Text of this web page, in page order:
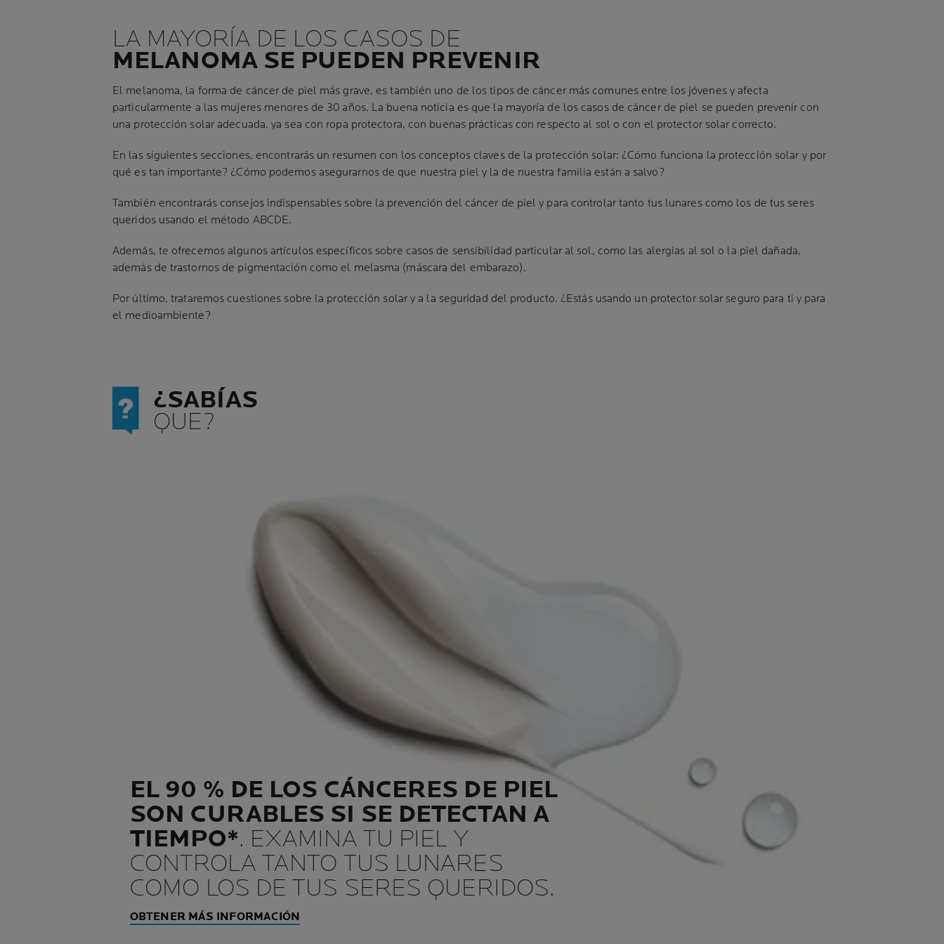
LA MAYORÍA DE LOS CASOS DE
MELANOMA SE PUEDEN PREVENIR
El melanoma, la forma de cáncer de piel más grave, es también uno de los tipos de cáncer más comunes entre los jóvenes y afecta
particularmente a las mujeres menores de 30 años. La buena noticia es que la mayoría de los casos de cáncer de piel se pueden prevenir con
una protección solar adecuada, ya sea con ropa protectora, con buenas prácticas con respecto al sol o con el protector solar correcto.
En las siguientes secciones, encontrarás un resumen con los conceptos claves de la protección solar: ¿Cómo funciona la protección solar y por
qué es tan importante? ¿Cómo podemos asegurarnos de que nuestra piel y la de nuestra familia están a salvo?
También encontrarás consejos indispensables sobre la prevención del cáncer de piel y para controlar tanto tus lunares como los de tus seres
queridos usando el método ABCDE.
Además, te ofrecemos algunos artículos específicos sobre casos de sensibilidad particular al sol, como las alergias al sol o la piel dañada,
además de trastornos de pigmentación como el melasma (máscara del embarazo).
Por último, trataremos cuestiones sobre la protección solar y a la seguridad del producto. ¿Estás usando un protector solar seguro para ti y para
el medioambiente?
¿SABÍAS
QUE?
EL 90 % DE LOS CÁNCERES DE PIEL
SON CURABLES SI SE DETECTAN A
TIEMPO*. EXAMINA TU PIEL Y
CONTROLA TANTO TUS LUNARES
COMO LOS DE TUS SERES QUERIDOS.
OBTENER MÁS INFORMACIÓN